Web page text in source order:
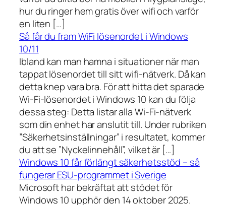
hur du ringer hem gratis över wifi och varför
en liten […]
Så får du fram WiFi lösenordet i Windows
10/11
Ibland kan man hamna i situationer när man
tappat lösenordet till sitt wifi-nätverk. Då kan
detta knep vara bra. För att hitta det sparade
Wi-Fi-lösenordet i Windows 10 kan du följa
dessa steg: Detta listar alla Wi-Fi-nätverk
som din enhet har anslutit till. Under rubriken
”Säkerhetsinställningar” i resultatet, kommer
du att se ”Nyckelinnehåll”, vilket är […]
Windows 10 får förlängt säkerhetsstöd – så
fungerar ESU-programmet i Sverige
Microsoft har bekräftat att stödet för
Windows 10 upphör den 14 oktober 2025.